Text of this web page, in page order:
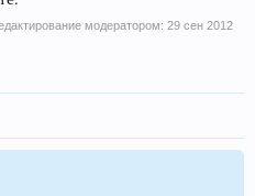
модератором: 29 сен 2012